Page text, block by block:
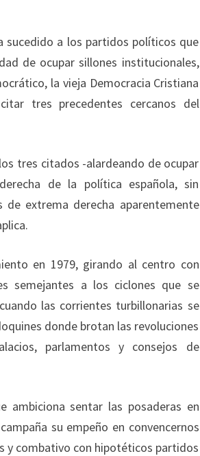
sucedido a los partidos políticos que
de ocupar sillones institucionales,
la vieja Democracia Cristiana
tres precedentes cercanos del
tres citados -alardeando de ocupar
de la política española, sin
extrema derecha aparentemente
en 1979, girando al centro con
semejantes a los ciclones que se
las corrientes turbillonarias se
donde brotan las revoluciones
parlamentos y consejos de
ambiciona sentar las posaderas en
su empeño en convencernos
y combativo con hipotéticos partidos